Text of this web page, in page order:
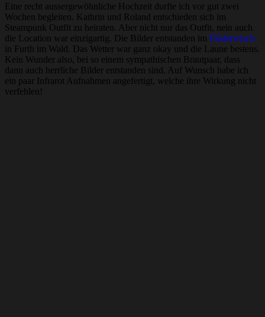
Eine recht aussergewöhnliche Hochzeit durfte ich vor gut zwei
Wochen begleiten. Kathrin und Roland entschieden sich im
Steampunk Outfit zu heiraten. Aber nicht nur das Outfit, nein auch
die Location war einzigartig. Die Bilder entstanden im Flederwisch
in Furth im Wald. Das Wetter war ganz okay und die Laune bestens.
Kein Wunder also, bei so einem sympathischen Brautpaar, dass
dann auch herrliche Bilder entstanden sind. Auf Wunsch habe ich
ein paar Infrarot Aufnahmen angefertigt, welche ihre Wirkung nicht
verfehlen!